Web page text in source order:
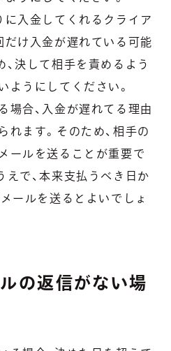
に入金してくれるクライア
だけ入金が遅れている可能
、決して相手を責めるよう
ようにしてください。
場合、入金が遅れてる理由
ます。そのため、 相手の
ールを送ることが重要で
えで、本来支払うべき日か
ールを送るとよいでしょ
の返信がない場